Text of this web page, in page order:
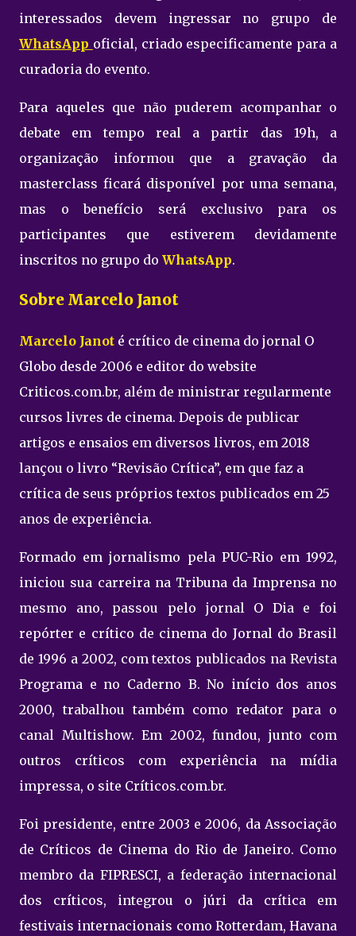
interessados devem ingressar no grupo de
WhatsApp oficial, criado especificamente para a
curadoria do evento.
Para aqueles que não puderem acompanhar o
debate em tempo real a partir das 19h, a
organização informou que a gravação da
masterclass ficará disponível por uma semana,
mas o benefício será exclusivo para os
participantes que estiverem devidamente
inscritos no grupo do WhatsApp.
Sobre Marcelo Janot
Marcelo Janot é crítico de cinema do jornal O
Globo desde 2006 e editor do website
Criticos.com.br, além de ministrar regularmente
cursos livres de cinema. Depois de publicar
artigos e ensaios em diversos livros, em 2018
lançou o livro “Revisão Crítica”, em que faz a
crítica de seus próprios textos publicados em 25
anos de experiência.
Formado em jornalismo pela PUC-Rio em 1992,
iniciou sua carreira na Tribuna da Imprensa no
mesmo ano, passou pelo jornal O Dia e foi
repórter e crítico de cinema do Jornal do Brasil
de 1996 a 2002, com textos publicados na Revista
Programa e no Caderno B. No início dos anos
2000, trabalhou também como redator para o
canal Multishow. Em 2002, fundou, junto com
outros críticos com experiência na mídia
impressa, o site Críticos.com.br.
Foi presidente, entre 2003 e 2006, da Associação
de Críticos de Cinema do Rio de Janeiro. Como
membro da FIPRESCI, a federação internacional
dos críticos, integrou o júri da crítica em
festivais internacionais como Rotterdam, Havana